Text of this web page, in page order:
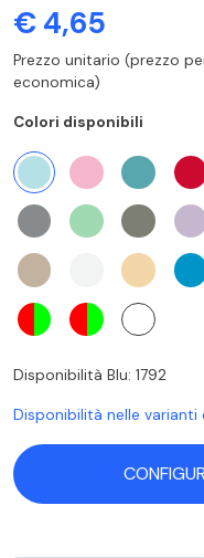
€ 4,65
Prezzo unitario (prezzo
economica)
Colori disponibili
Disponibilità Blu: 1792
Disponibilità nelle varianti